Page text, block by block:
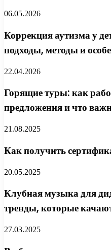
06.05.2026
Коррекция аутизма у
подходы, методы и
22.04.2026
Горящие туры: как
предложения и что
21.08.2025
Как получить
20.05.2025
Клубная музыка для
тренды, которые
27.03.2025